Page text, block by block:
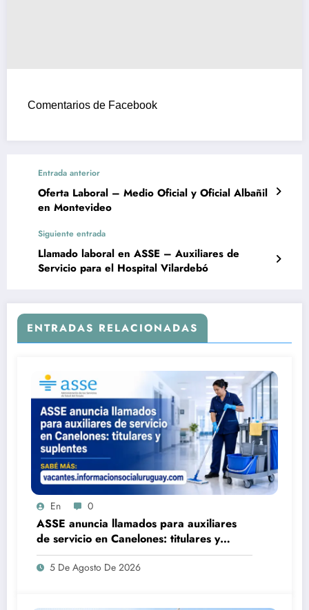
Comentarios de Facebook
Entrada anterior
Oferta Laboral – Medio Oficial y Oficial Albañil
en Montevideo
Siguiente entrada
Llamado laboral en ASSE – Auxiliares de
Servicio para el Hospital Vilardebó
ENTRADAS RELACIONADAS
En 0
ASSE anuncia llamados para auxiliares
de servicio en Canelones: titulares y
suplentes
5 De Agosto De 2026